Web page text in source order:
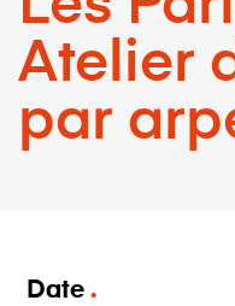
Atelier
par
Date